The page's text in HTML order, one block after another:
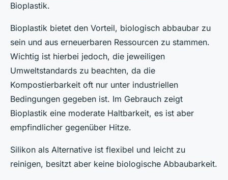
Bioplastik.
Bioplastik bietet den Vorteil, biologisch abbaubar zu
sein und aus erneuerbaren Ressourcen zu stammen.
Wichtig ist hierbei jedoch, die jeweiligen
Umweltstandards zu beachten, da die
Kompostierbarkeit oft nur unter industriellen
Bedingungen gegeben ist. Im Gebrauch zeigt
Bioplastik eine moderate Haltbarkeit, es ist aber
empfindlicher gegenüber Hitze.
Silikon als Alternative ist flexibel und leicht zu
reinigen, besitzt aber keine biologische Abbaubarkeit.